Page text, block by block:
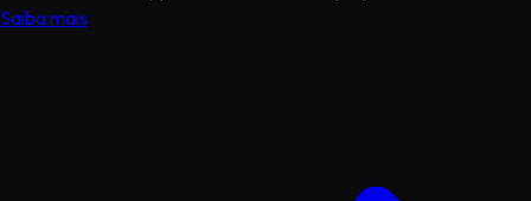
Saiba mais